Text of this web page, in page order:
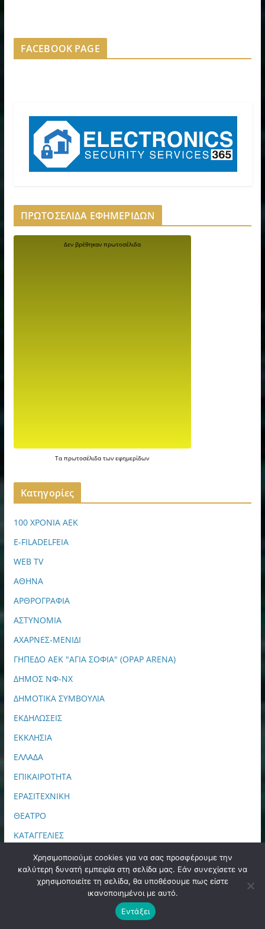
FACEBOOK PAGE
ΠΡΩΤΟΣΕΛΙΔΑ ΕΦΗΜΕΡΙΔΩΝ
Ταπρωτοσέλιδατωνεφημερίδων
Kατηγορίες
100 ΧΡΟΝΙΑ ΑΕΚ
E-FILADELFEIA
WEB TV
ΑΘΗΝΑ
ΑΡΘΡΟΓΡΑΦΙΑ
ΑΣΤΥΝΟΜΙΑ
ΑΧΑΡΝΕΣ-ΜΕΝΙΔΙ
ΓΗΠΕΔΟ ΑΕΚ "ΑΓΙΑ ΣΟΦΙΑ" (OPAP ARENA)
ΔΗΜΟΣ ΝΦ-ΝΧ
ΔΗΜΟΤΙΚΑ ΣΥΜΒΟΥΛΙΑ
ΕΚΔΗΛΩΣΕΙΣ
ΕΚΚΛΗΣΙΑ
ΕΛΛΑΔΑ
ΕΠΙΚΑΙΡΟΤΗΤΑ
ΕΡΑΣΙΤΕΧΝΙΚΗ
ΘΕΑΤΡΟ
ΚΑΤΑΓΓΕΛΙΕΣ
ΚΟΣΜΟΣ
ΜΕΤΑΜΟΡΦΩΣΗ
Χρησιμοποιούμε cookies για να σας προσφέρουμε την
καλύτερη δυνατή εμπειρία στη σελίδα μας. Εάν συνεχίσετε να
χρησιμοποιείτε τη σελίδα, θα υποθέσουμε πως είστε
ικανοποιημένοι με αυτό.
Εντάξει